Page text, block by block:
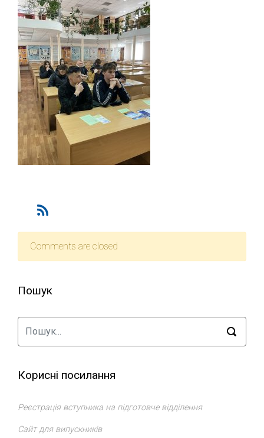
Comments are closed
Пошук
Корисні посилання
Реєстрація вступника на підготовче відділення
Сайт для випускників